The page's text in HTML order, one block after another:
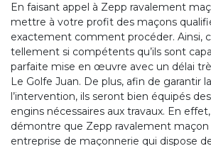
En faisant appel à Zepp ravalement
mettre à votre profit des maçons
exactement comment procéder. Ainsi,
tellement si compétents qu’ils sont
parfaite mise en œuvre avec un délai
Le Golfe Juan. De plus, afin de garantir
l’intervention, ils seront bien équipés
engins nécessaires aux travaux. En
démontre que Zepp ravalement
entreprise de maçonnerie qui dispose